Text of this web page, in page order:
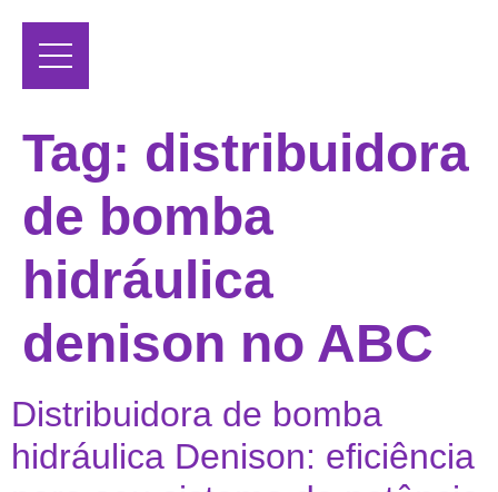
Tag: distribuidora
de bomba
hidráulica
denison no ABC
Distribuidora de bomba
hidráulica Denison: eficiência